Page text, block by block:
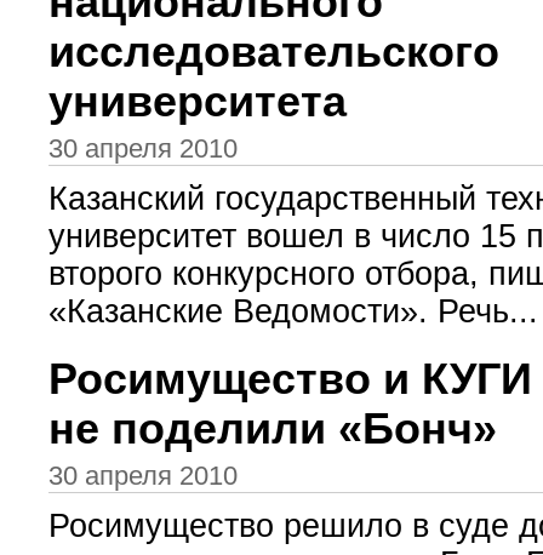
исследовательского
университета
30 апреля 2010
Казанский государственный
университет вошел в число 15
второго конкурсного отбора,
«Казанские Ведомости». Речь...
Росимущество и КУГИ
не поделили «Бонч»
30 апреля 2010
Росимущество решило в суде